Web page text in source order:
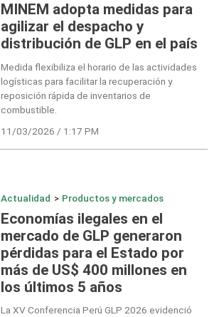
MINEM adopta medidas para
agilizar el despacho y
distribución de GLP en el país
Medida flexibiliza el horario de las actividades
logísticas para facilitar la recuperación y
reposición rápida de inventarios de
combustible.
11/03/2026 / 1:17 PM
Actualidad > Productos y mercados
Economías ilegales en el
mercado de GLP generaron
pérdidas para el Estado por
más de US$ 400 millones en
los últimos 5 años
La XV Conferencia Perú GLP 2026 evidenció